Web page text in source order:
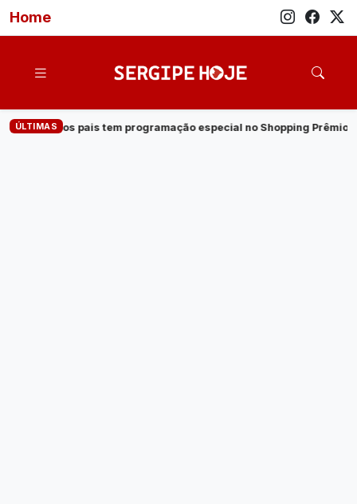
Home
ÚLTIMAS
especial no Shopping Prêmio · Veja quem são os